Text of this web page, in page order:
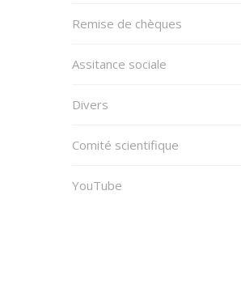
Remise de chèques
Assitance sociale
Divers
Comité scientifique
YouTube